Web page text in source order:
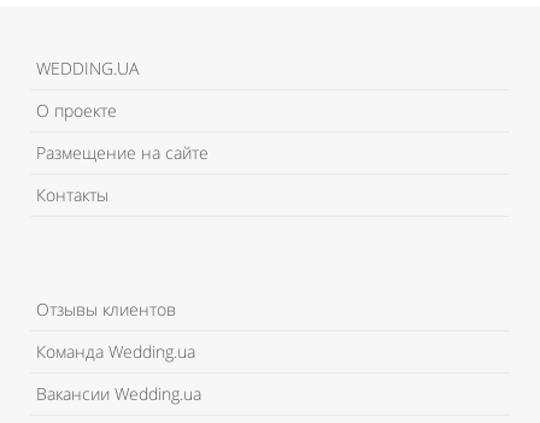
WEDDING.UA
О проекте
Размещение на сайте
Контакты
Отзывы клиентов
Команда Wedding.ua
Вакансии Wedding.ua